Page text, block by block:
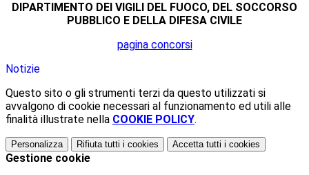
DIPARTIMENTO DEI VIGILI DEL FUOCO, DEL SOCCORSO
PUBBLICO E DELLA DIFESA CIVILE
pagina concorsi
Notizie
Questo sito o gli strumenti terzi da questo utilizzati si
avvalgono di cookie necessari al funzionamento ed utili alle
finalità illustrate nella COOKIE POLICY.
Personalizza Rifiuta tutti i cookies Accetta tutti i cookies
Gestione cookie